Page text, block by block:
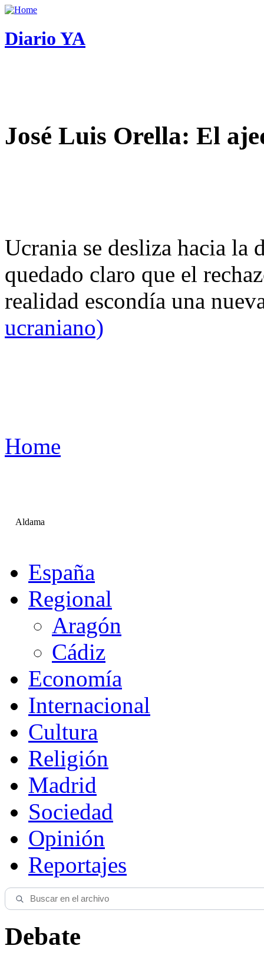
Diario YA
José Luis Orella: El
Ucrania se desliza hacia
quedado claro que el
realidad escondía una
ucraniano)
Home
Aldama
España
Regional
Aragón
Cádiz
Economía
Internacional
Cultura
Religión
Madrid
Sociedad
Opinión
Reportajes
Debate